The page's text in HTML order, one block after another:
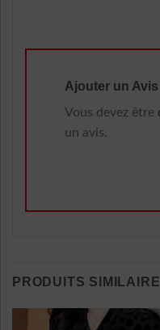
Ajouter un Avis
Vous devez être
un avis.
PRODUITS